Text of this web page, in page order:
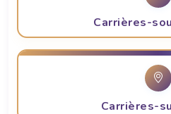
Carrières-
Carrières-